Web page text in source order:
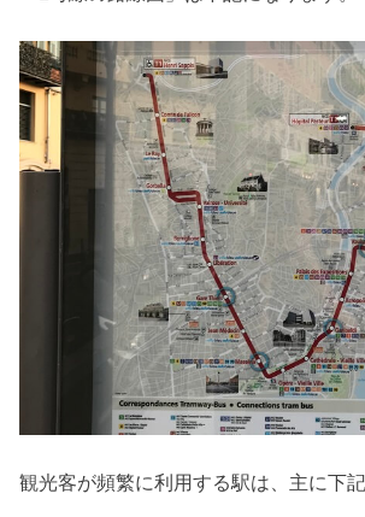
観光客が頻繁に利用する駅は、主に下